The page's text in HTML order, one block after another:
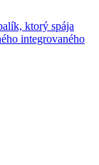
ktorý spája
integrovaného